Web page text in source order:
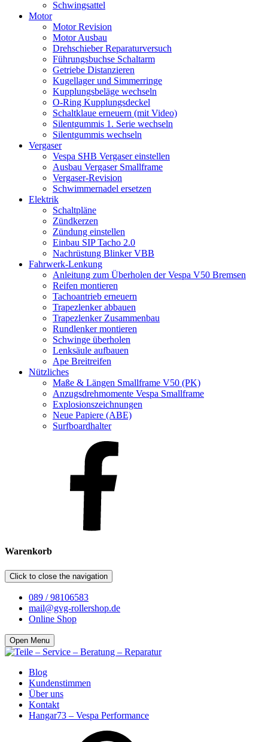
Schwingsattel
Motor
Motor Revision
Motor Ausbau
Drehschieber Reparaturversuch
Führungsbuchse Schaltarm
Getriebe Distanzieren
Kugellager und Simmerringe
Kupplungsbeläge wechseln
O-Ring Kupplungsdeckel
Schaltklaue erneuern (mit Video)
Silentgummis 1. Serie wechseln
Silentgummis wechseln
Vergaser
Vespa SHB Vergaser einstellen
Ausbau Vergaser Smallframe
Vergaser-Revision
Schwimmernadel ersetzen
Elektrik
Schaltpläne
Zündkerzen
Zündung einstellen
Einbau SIP Tacho 2.0
Nachrüstung Blinker VBB
Fahrwerk-Lenkung
Anleitung zum Überholen der Vespa V50 Bremsen
Reifen montieren
Tachoantrieb erneuern
Trapezlenker abbauen
Trapezlenker Zusammenbau
Rundlenker montieren
Schwinge überholen
Lenksäule aufbauen
Ape Breitreifen
Nützliches
Maße & Längen Smallframe V50 (PK)
Anzugsdrehmomente Vespa Smallframe
Explosionszeichnungen
Neue Papiere (ABE)
Surfboardhalter
Warenkorb
Click to close the navigation
089 / 98106583
mail@gvg-rollershop.de
Online Shop
Open Menu
Blog
Kundenstimmen
Über uns
Kontakt
Hangar73 – Vespa Performance